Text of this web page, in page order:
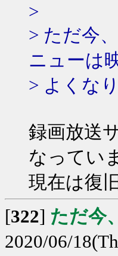
>
> ただ今
ニューは
> よくな
録画放送
なってい
現在は復
[322] ただ今
2020/06/